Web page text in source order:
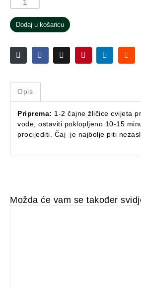
Dodaj u košaricu
Opis
Priprema: 1-2 čajne žličice cvijeta
vode, ostaviti poklopljeno 10-15
procijediti. Čaj je najbolje piti
Možda će vam se također